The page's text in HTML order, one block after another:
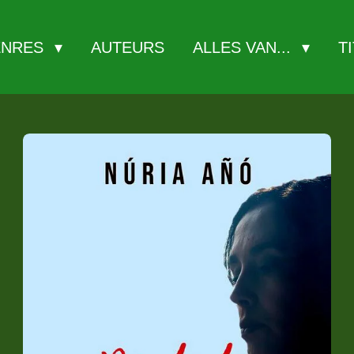
AUTEURS ALLES VAN...